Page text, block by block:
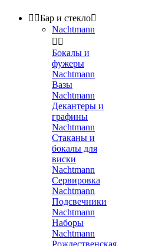
 Бар и стекло
Nachtmann
 
Бокалы и
фужеры
Nachtmann
Вазы
Nachtmann
Декантеры и
графины
Nachtmann
Стаканы и
бокалы для
виски
Nachtmann
Сервировка
Nachtmann
Подсвечники
Nachtmann
Наборы
Nachtmann
Рождественская